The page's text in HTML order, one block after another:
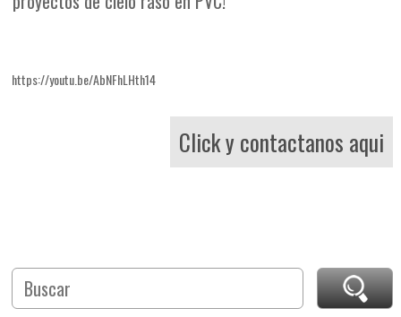
https://youtu.be/AbNFhLHth14
Click y contactanos aqui